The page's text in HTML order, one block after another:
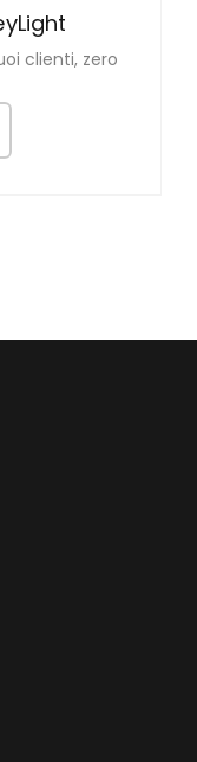
clienti, zero